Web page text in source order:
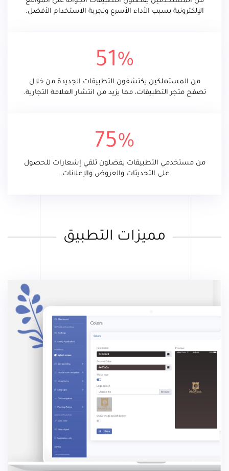
الإلكترونية بسبب الأداء الأسرع وتجربة الاستخدام الأفضل.
51%
من المستهلكين يكتشفون التطبيقات الجديدة من خلال
تصفح متجر التطبيقات، مما يزيد من انتشار العلامة التجارية.
75%
من مستخدمي التطبيقات يفضلون تلقي إشعارات للحصول
على التحديثات والعروض والإعلانات.
مميزات التطبيق